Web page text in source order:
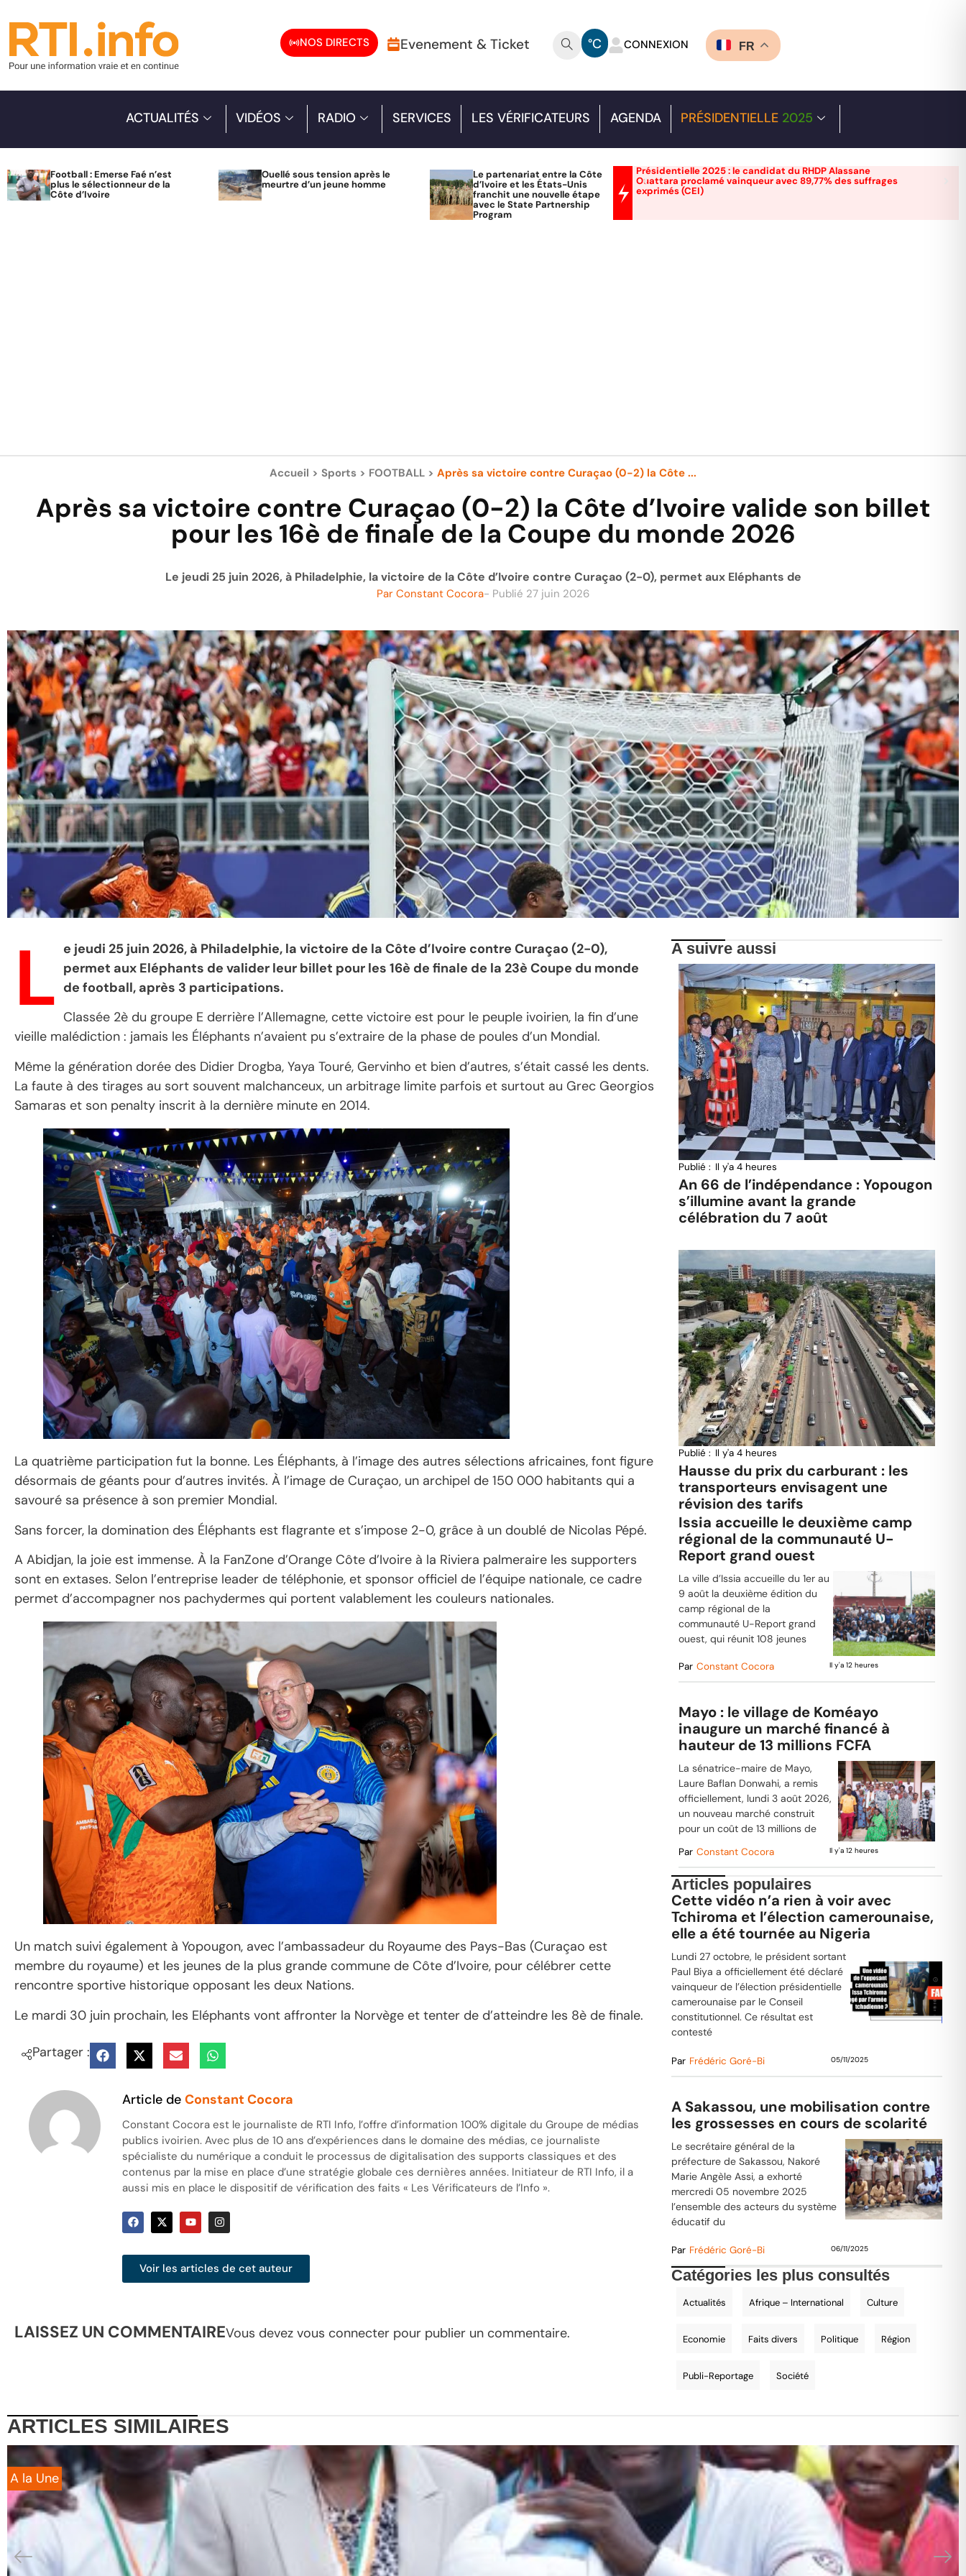
NOS DIRECTS Evenement & Ticket °C CONNEXION FR
ACTUALITÉS VIDÉOS RADIO SERVICES LES VÉRIFICATEURS AGENDA PRÉSIDENTIELLE 2025
Football : Emerse Faé n’est
plus le sélectionneur de la
Côte d’Ivoire
Ouellé sous tension après le
meurtre d’un jeune homme
Le partenariat entre la Côte
d’Ivoire et les États-Unis
franchit une nouvelle étape
avec le State Partnership
Program
Présidentielle 2025 : le candidat du RHDP Alassane
Ouattara proclamé vainqueur avec 89,77% des suffrages
exprimés (CEI)
Accueil > Sports > FOOTBALL > Après sa victoire contre Curaçao (0-2) la Côte ...
Après sa victoire contre Curaçao (0-2) la Côte d’Ivoire valide son billet
pour les 16è de finale de la Coupe du monde 2026
Le jeudi 25 juin 2026, à Philadelphie, la victoire de la Côte d’Ivoire contre Curaçao (2-0), permet aux Eléphants de
Par Constant Cocora- Publié 27 juin 2026
L e jeudi 25 juin 2026, à Philadelphie, la victoire de la Côte d’Ivoire contre Curaçao (2-0),
permet aux Eléphants de valider leur billet pour les 16è de finale de la 23è Coupe du monde
de football, après 3 participations.
Classée 2è du groupe E derrière l’Allemagne, cette victoire est pour le peuple ivoirien, la fin d’une
vieille malédiction : jamais les Éléphants n’avaient pu s’extraire de la phase de poules d’un Mondial.
Même la génération dorée des Didier Drogba, Yaya Touré, Gervinho et bien d’autres, s’était cassé les dents.
La faute à des tirages au sort souvent malchanceux, un arbitrage limite parfois et surtout au Grec Georgios
Samaras et son penalty inscrit à la dernière minute en 2014.
La quatrième participation fut la bonne. Les Éléphants, à l’image des autres sélections africaines, font figure
désormais de géants pour d’autres invités. À l’image de Curaçao, un archipel de 150 000 habitants qui a
savouré sa présence à son premier Mondial.
Sans forcer, la domination des Éléphants est flagrante et s’impose 2-0, grâce à un doublé de Nicolas Pépé.
A Abidjan, la joie est immense. À la FanZone d’Orange Côte d’Ivoire à la Riviera palmeraire les supporters
sont en extases. Selon l’entreprise leader de téléphonie, et sponsor officiel de l’équipe nationale, ce cadre
permet d’accompagner nos pachydermes qui portent valablement les couleurs nationales.
Un match suivi également à Yopougon, avec l’ambassadeur du Royaume des Pays-Bas (Curaçao est
membre du royaume) et les jeunes de la plus grande commune de Côte d’Ivoire, pour célébrer cette
rencontre sportive historique opposant les deux Nations.
Le mardi 30 juin prochain, les Eléphants vont affronter la Norvège et tenter de d’atteindre les 8è de finale.
Partager :
Article deConstant Cocora
Constant Cocora est le journaliste de RTI Info, l’offre d’information 100% digitale du Groupe de médias
publics ivoirien. Avec plus de 10 ans d’expériences dans le domaine des médias, ce journaliste
spécialiste du numérique a conduit le processus de digitalisation des supports classiques et des
contenus par la mise en place d’une stratégie globale ces dernières années. Initiateur de RTI Info, il a
aussi mis en place le dispositif de vérification des faits « Les Vérificateurs de l’Info ».
Voir les articles de cet auteur
LAISSEZ UN COMMENTAIREVous devez vous connecter pour publier un commentaire.
A suivre aussi
Publié : Il y'a 4 heures
An 66 de l’indépendance : Yopougon
s’illumine avant la grande
célébration du 7 août
Publié : Il y'a 4 heures
Hausse du prix du carburant : les
transporteurs envisagent une
révision des tarifs
Issia accueille le deuxième camp
régional de la communauté U-
Report grand ouest
La ville d’Issia accueille du 1er au
9 août la deuxième édition du
camp régional de la
communauté U-Report grand
ouest, qui réunit 108 jeunes
Par Constant Cocora Il y'a 12 heures
Mayo : le village de Koméayo
inaugure un marché financé à
hauteur de 13 millions FCFA
La sénatrice-maire de Mayo,
Laure Baflan Donwahi, a remis
officiellement, lundi 3 août 2026,
un nouveau marché construit
pour un coût de 13 millions de
Par Constant Cocora Il y'a 12 heures
Articles populaires
Cette vidéo n’a rien à voir avec
Tchiroma et l’élection camerounaise,
elle a été tournée au Nigeria
Lundi 27 octobre, le président sortant
Paul Biya a officiellement été déclaré
vainqueur de l’élection présidentielle
camerounaise par le Conseil
constitutionnel. Ce résultat est
contesté
Par Frédéric Goré-Bi 05/11/2025
A Sakassou, une mobilisation contre
les grossesses en cours de scolarité
Le secrétaire général de la
préfecture de Sakassou, Nakoré
Marie Angèle Assi, a exhorté
mercredi 05 novembre 2025
l’ensemble des acteurs du système
éducatif du
Par Frédéric Goré-Bi 06/11/2025
Catégories les plus consultés
Actualités Afrique – International Culture
Economie Faits divers Politique Région
Publi-Reportage Société
ARTICLES SIMILAIRES
A la Une